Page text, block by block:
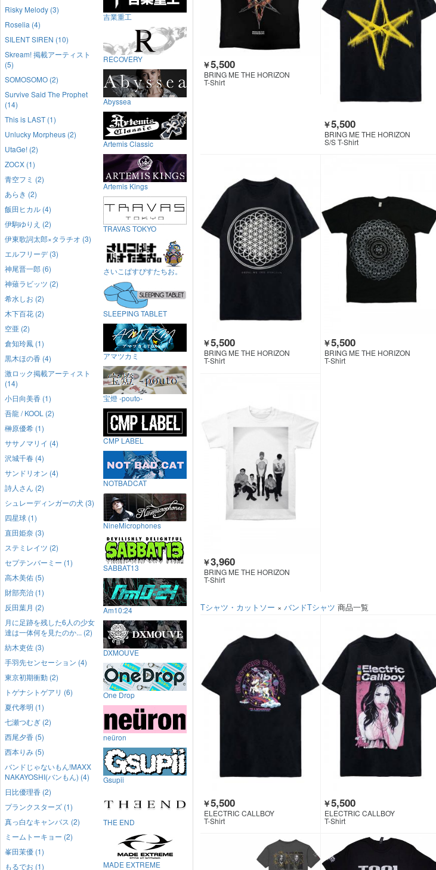
￥5,500
BRING ME THE HORIZON
T-Shirt
￥5,500
BRING ME THE HORIZON
S/S T-Shirt
￥5,500
BRING ME THE HORIZON
T-Shirt
￥5,500
BRING ME THE HORIZON
T-Shirt
￥3,960
BRING ME THE HORIZON
T-Shirt
Tシャツ・カットソー × バンドTシャツ 商品一覧
￥5,500
ELECTRIC CALLBOY
T-Shirt
￥5,500
ELECTRIC CALLBOY
T-Shirt
Risky Melody (3)
Roselia (4)
SILENT SIREN (10)
Skream! 掲載アーティスト
(5)
SOMOSOMO (2)
Survive Said The Prophet
(14)
This is LAST (1)
Unlucky Morpheus (2)
UtaGe! (2)
ZOCX (1)
青空フミ (2)
あらき (2)
飯田ヒカル (4)
伊駒ゆりえ (2)
伊東歌詞太郎×タラチオ (3)
エルフリーデ (3)
神尾晋一郎 (6)
神薙ラビッツ (2)
希水しお (2)
木下百花 (2)
空亜 (2)
倉知玲鳳 (1)
黒木ほの香 (4)
激ロック掲載アーティスト
(14)
小日向美香 (1)
吾龍 / KOOL (2)
榊原優希 (1)
ササノマリイ (4)
沢城千春 (4)
サンドリオン (4)
詩人さん (2)
シュレーディンガーの犬 (3)
四星球 (1)
直田姫奈 (3)
ステミレイツ (2)
セプテンバーミー (1)
高木美佑 (5)
財部亮治 (1)
反田葉月 (2)
月に足跡を残した6人の少女
達は一体何を見たのか... (2)
紡木吏佐 (3)
手羽先センセーション (4)
東京初期衝動 (2)
トゲナシトゲアリ (6)
夏代孝明 (1)
七瀬つむぎ (2)
西尾夕香 (5)
西本りみ (5)
バンドじゃないもん!MAXX
NAKAYOSHI(バンもん) (4)
日比優理香 (2)
プランクスターズ (1)
真っ白なキャンバス (2)
ミームトーキョー (2)
峯田茉優 (1)
もるでお (1)
吉業重工
RECOVERY
Abyssea
Artemis Classic
Artemis Kings
TRAVAS TOKYO
さいこぱすぴすたちお。
SLEEPING TABLET
アマツカミ
宝燈 -pouto-
CMP LABEL
NOTBADCAT
NineMicrophones
SABBAT13
Am10:24
DXMOUVE
One Drop
neüron
Gsupii
THE END
MADE EXTREME